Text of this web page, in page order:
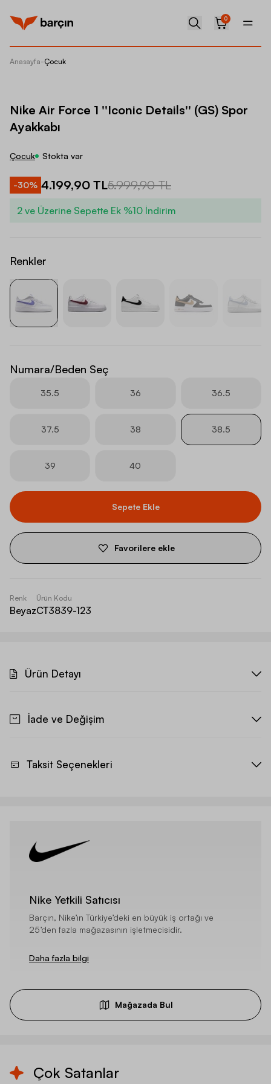
0
Anasayfa-Çocuk
Nike Air Force 1 ''Iconic Details'' (GS) Spor
Ayakkabı
Çocuk Stokta var
-30% 4.199,90 TL5.999,90 TL
2 ve Üzerine Sepette Ek %10 İndirim
Renkler
Numara/Beden Seç
35.5 36 36.5
37.5 38 38.5
39 40
Sepete Ekle
Favorilere ekle
Renk
Beyaz
Ürün Kodu
CT3839-123
Ürün Detayı
İade ve Değişim
Taksit Seçenekleri
Nike Yetkili Satıcısı
Barçın, Nike’ın Türkiye’deki en büyük iş ortağı ve
25’den fazla mağazasının işletmecisidir.
Daha fazla bilgi
Mağazada Bul
Çok Satanlar